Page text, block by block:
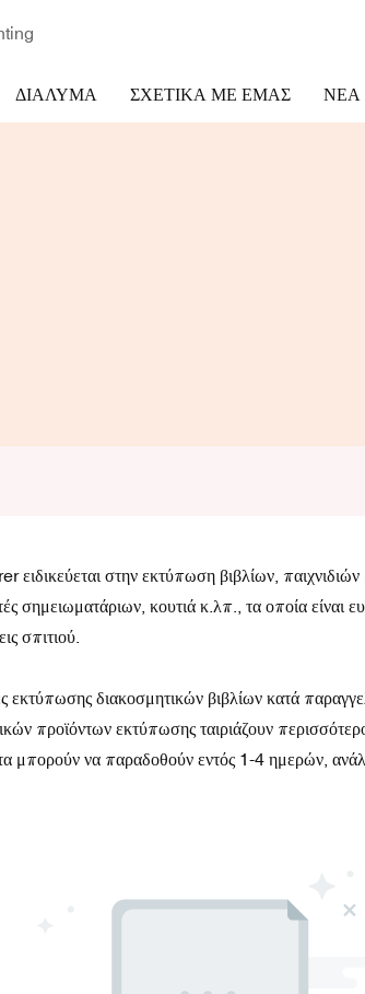
ΔΙΆΛΥΜΑ ΣΧΕΤΙΚΆ ΜΕ ΕΜΆΣ ΝΈΑ
στην εκτύπωση βιβλίων, παιχνιδιών
σημειωματάριων, κουτιά κ.λπ., τα οποία είναι
σπιτιού.
διακοσμητικών βιβλίων κατά
προϊόντων εκτύπωσης ταιριάζουν
μπορούν να παραδοθούν εντός 1-4 ημερών,